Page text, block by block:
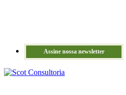
Assine nossa newsletter